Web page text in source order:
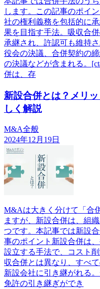
します。この記事のポイ
社の権利義務を包括的に
果を目指す手法。吸収合
承継され、許認可も維持
役会の決議、合併契約の
の決議などが含まれる。
併は、存
新設合併とは？メリ
しく解説
M&A全般
2024年12月19日
M&Aは大きく分けて「合
ますが、新設合併は、組
つです。本記事では新設
事のポイント新設合併は
設立する手法で、コスト
収合併とは異なり、すべ
新設会社に引き継がれる
免許の引き継ぎができ